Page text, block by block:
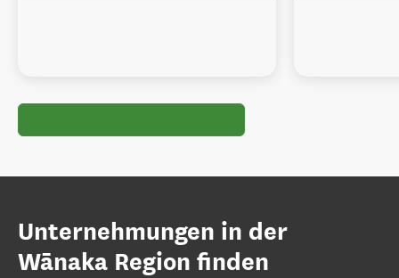
Unternehmungen in der
Wānaka Region finden